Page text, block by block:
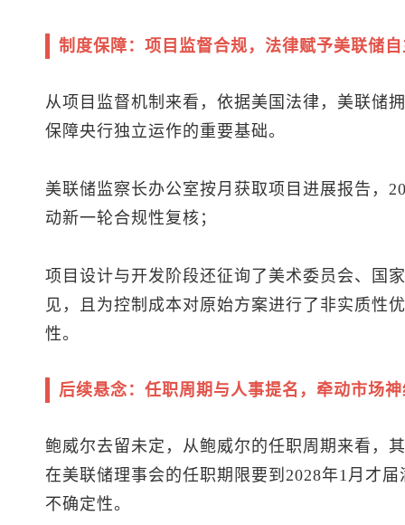
制度保障：项目监督合规，法律赋予美联储
从项目监督机制来看，依据美国法律，美联储
保障央行独立运作的重要基础。
美联储监察长办公室按月获取项目进展报告，
动新一轮合规性复核；
项目设计与开发阶段还征询了美术委员会、国
见，且为控制成本对原始方案进行了非实质性
性。
后续悬念：任职周期与人事提名，牵动市场
鲍威尔去留未定，从鲍威尔的任职周期来看，
在美联储理事会的任职期限要到2028年1月才
不确定性。